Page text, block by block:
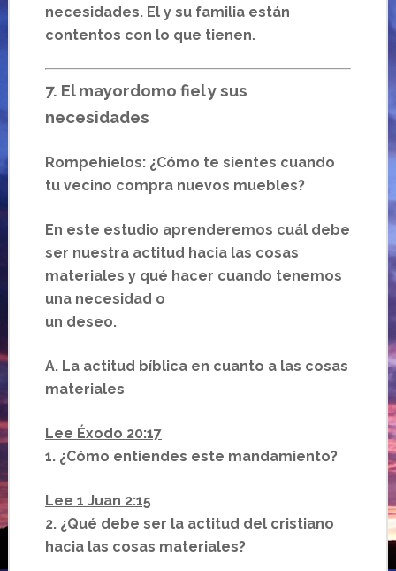
necesidades. El y su familia están
contentos con lo que tienen.
7. El mayordomo fiel y sus
necesidades
Rompehielos: ¿Cómo te sientes cuando
tu vecino compra nuevos muebles?
En este estudio aprenderemos cuál debe
ser nuestra actitud hacia las cosas
materiales y qué hacer cuando tenemos
una necesidad o
un deseo.
A. La actitud bíblica en cuanto a las cosas
materiales
Lee Éxodo 20:17
1. ¿Cómo entiendes este mandamiento?
Lee 1 Juan 2:15
2. ¿Qué debe ser la actitud del cristiano
hacia las cosas materiales?